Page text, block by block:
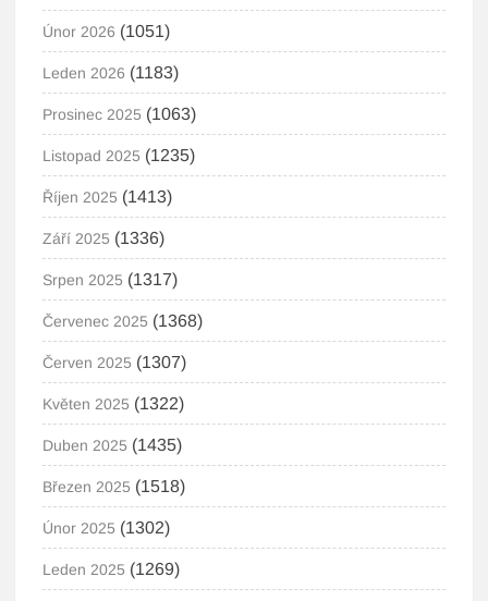
Únor 2026 (1051)
Leden 2026 (1183)
Prosinec 2025 (1063)
Listopad 2025 (1235)
Říjen 2025 (1413)
Září 2025 (1336)
Srpen 2025 (1317)
Červenec 2025 (1368)
Červen 2025 (1307)
Květen 2025 (1322)
Duben 2025 (1435)
Březen 2025 (1518)
Únor 2025 (1302)
Leden 2025 (1269)